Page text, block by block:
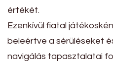
értékét.
Ezenkívül fiatal
beleértve a sérüléseket
navigálás tapasztalatai